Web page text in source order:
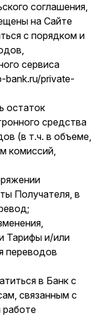
соглашения,
на Сайте
с порядком и
сервиса
bank.ru/private-
остаток
средства
(в т.ч. в объеме,
комиссий,
Получателя, в
Тарифы и/или
переводов
в Банк с
связанным с
работе